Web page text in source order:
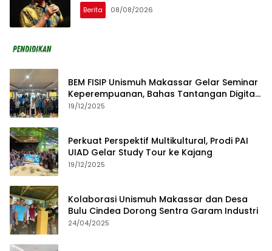
Berita 08/08/2026
BEM FISIP Unismuh Makassar Gelar Seminar
Keperempuanan, Bahas Tantangan Digital
dan Budaya Lokal
19/12/2025
Perkuat Perspektif Multikultural, Prodi PAI
UIAD Gelar Study Tour ke Kajang
19/12/2025
Kolaborasi Unismuh Makassar dan Desa
Bulu Cindea Dorong Sentra Garam Industri
24/04/2025